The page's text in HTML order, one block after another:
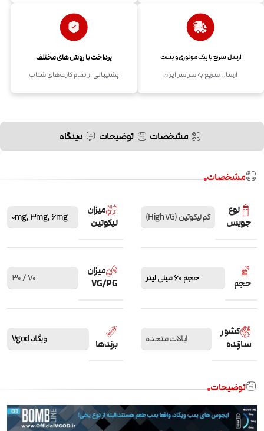
ارسال سریع با پیک موتوری و پست
ارسال سریع به سراسر ایران
پرداخت با روش های مختلف
پشتیبانی از تمام کارت‌های شتاب
مشخصات توضیحات دیدگاه
مشخصات
نوع
جویس
کم نیکوتین (High VG)
میزان
نیکوتین
0mg,3mg,6mg
حجم حجم 60 میلی لیتر
میزان
VG/PG
70 / 30
کشور
سازنده
ایالات متحده برندها ویگاد Vgod
توضیحات